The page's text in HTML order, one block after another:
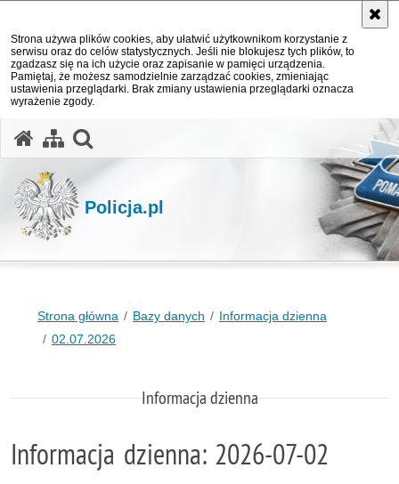
Strona używa plików cookies, aby ułatwić użytkownikom korzystanie z
serwisu oraz do celów statystycznych. Jeśli nie blokujesz tych plików, to
zgadzasz się na ich użycie oraz zapisanie w pamięci urządzenia.
Pamiętaj, że możesz samodzielnie zarządzać cookies, zmieniając
ustawienia przeglądarki. Brak zmiany ustawienia przeglądarki oznacza
wyrażenie zgody.
Policja.pl
Strona główna Bazy danych
Informacja dzienna
02.07.2026
Informacja dzienna
Informacja dzienna: 2026-07-02